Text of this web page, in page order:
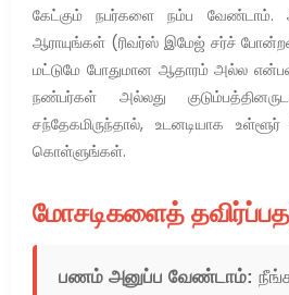
கேட்கும் நபர்களை நம்ப வேண்டாம்.
ஆராயுங்கள் (ரிவர்ஸ் இமேஜ் சர்ச்
மட்டுமே போதுமான ஆதாரம் அல்ல
நண்பர்கள் அல்லது
சந்தேகமிருந்தால், உடனடியாக
கொள்ளுங்கள்.
மோசடிகளைத்
பணம் அனுப்ப வேண்டாம்: